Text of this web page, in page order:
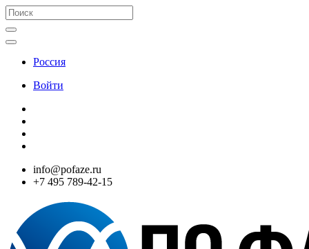
Россия
Войти
info@pofaze.ru
+7 495 789-42-15